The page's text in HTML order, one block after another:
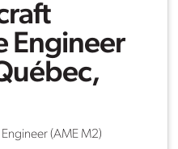
Engineer
(AME M2)